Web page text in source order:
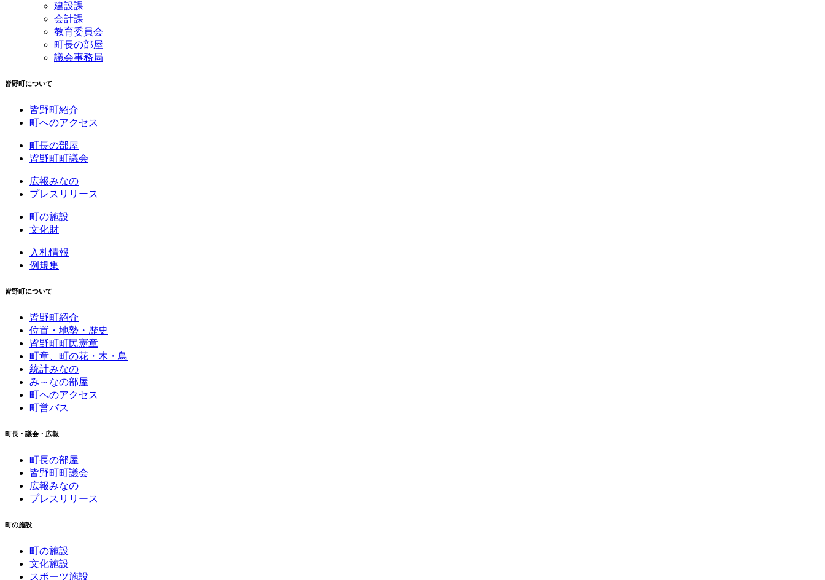
建設課
会計課
教育委員会
町長の部屋
議会事務局
皆野町について
皆野町紹介
町へのアクセス
町長の部屋
皆野町町議会
広報みなの
プレスリリース
町の施設
文化財
入札情報
例規集
皆野町について
皆野町紹介
位置・地勢・歴史
皆野町町民憲章
町章、町の花・木・鳥
統計みなの
み～なの部屋
町へのアクセス
町営バス
町長・議会・広報
町長の部屋
皆野町町議会
広報みなの
プレスリリース
町の施設
町の施設
文化施設
スポーツ施設